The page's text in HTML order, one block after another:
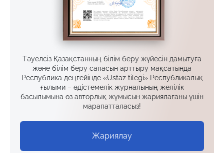
Тәуелсіз Қазақстанның білім беру жүйесін дамытуға
және білім беру сапасын арттыру мақсатында
Республика деңгейінде «Ustaz tilegi» Республикалық
ғылыми – әдістемелік журналының желілік
басылымына өз авторлық жұмысын жариялағаны үшін
марапатталасыз!
Жариялау